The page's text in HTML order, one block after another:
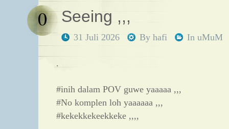
Seeing ,,,
31 Juli 2026 By hafi
0
In uMuM
.
#inih dalam POV guwe yaaaaa ,,,
#No komplen loh yaaaaaa ,,,
#kekekkekeekkeke ,,,,